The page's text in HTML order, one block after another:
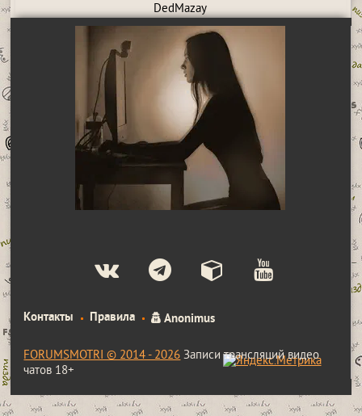
DedMazay
Контакты Правила Anonimus
FORUMSMOTRI © 2014 - 2026Записи трансляций видео
чатов 18+